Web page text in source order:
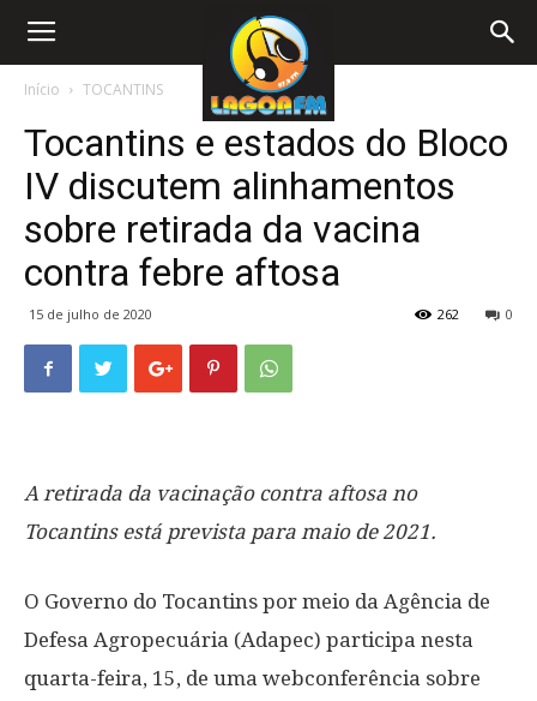
Início TOCANTINS
Tocantins e estados do Bloco
IV discutem alinhamentos
sobre retirada da vacina
contra febre aftosa
15 de julho de 2020 0
262
A retirada da vacinação contra aftosa no
Tocantins está prevista para maio de 2021.
O Governo do Tocantins por meio da Agência de
Defesa Agropecuária (Adapec) participa nesta
quarta-feira, 15, de uma webconferência sobre